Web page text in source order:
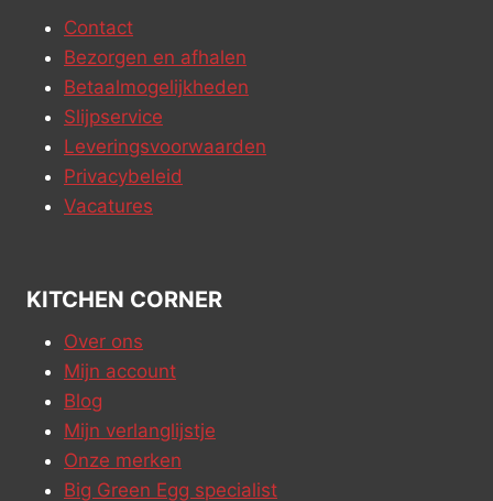
Contact
Bezorgen en afhalen
Betaalmogelijkheden
Slijpservice
Leveringsvoorwaarden
Privacybeleid
Vacatures
KITCHEN CORNER
Over ons
Mijn account
Blog
Mijn verlanglijstje
Onze merken
Big Green Egg specialist